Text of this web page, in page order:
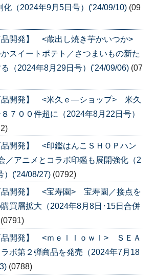
化（2024年9月5日号）('24/09/10) (09
開発】 <蔵出し焼き芋かいつか>
スイートポテト／さつまいもの新た
（2024年8月29日号）('24/09/06) (07
品開発】 <米久ｅ―ショップ> 米久
７００件超に（2024年8月22日号）
開発】 <印鑑はんこＳＨＯＰハン
アニメとコラボ印鑑も展開強化（2
）('24/08/27) (0792)
品開発】 <宝寿園> 宝寿園／接点を
買層拡大（2024年8月8日･15日合併
(0791)
開発】 <ｍｅｌｌｏｗｌ> ＳＥＡ
ボ第２弾商品を発売（2024年7月18
(0788)